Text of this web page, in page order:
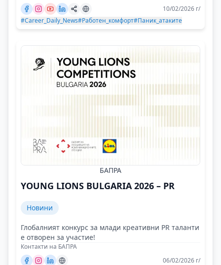
10/02/2026 г/
#Career_Daily_News#Работен_комфорт#Паник_атаките
БАПРА
YOUNG LIONS BULGARIA 2026 – PR
Новини
Глобалният конкурс за млади креативни PR таланти
е отворен за участие!
Контакти на БАПРА
06/02/2026 г/